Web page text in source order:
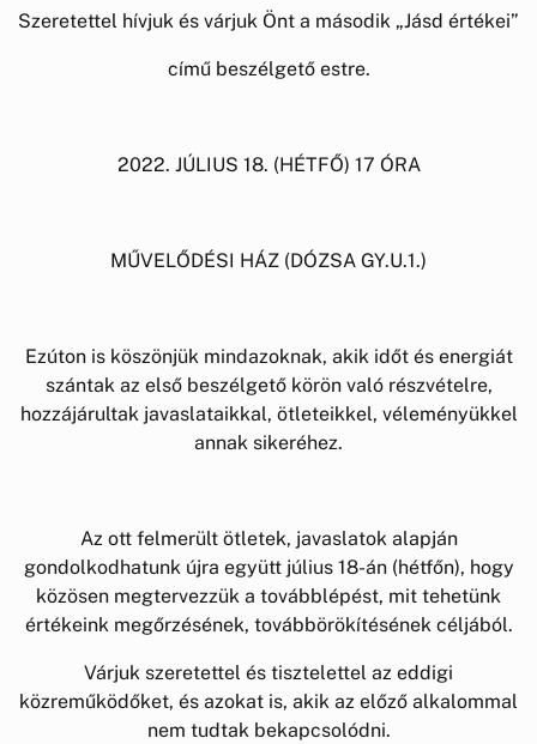
Szeretettel hívjuk és várjuk Önt a második „Jásd értékei”
című beszélgető estre.
2022. JÚLIUS 18. (HÉTFŐ) 17 ÓRA
MŰVELŐDÉSI HÁZ (DÓZSA GY.U.1.)
Ezúton is köszönjük mindazoknak, akik időt és energiát
szántak az első beszélgető körön való részvételre,
hozzájárultak javaslataikkal, ötleteikkel, véleményükkel
annak sikeréhez.
Az ott felmerült ötletek, javaslatok alapján
gondolkodhatunk újra együtt július 18-án (hétfőn), hogy
közösen megtervezzük a továbblépést, mit tehetünk
értékeink megőrzésének, továbbörökítésének céljából.
Várjuk szeretettel és tisztelettel az eddigi
közreműködőket, és azokat is, akik az előző alkalommal
nem tudtak bekapcsolódni.